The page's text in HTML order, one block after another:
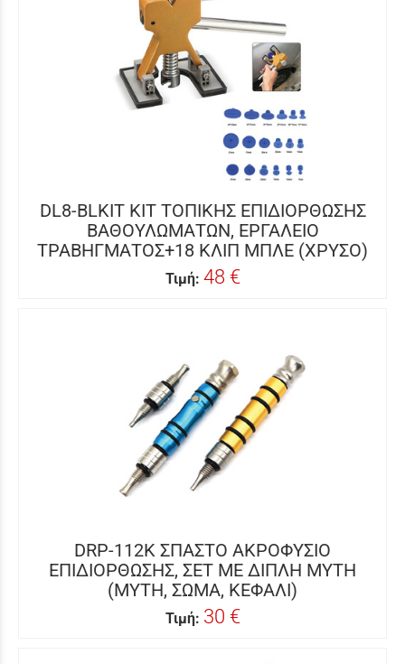
DL8-BLKIT ΚΙΤ ΤΟΠΙΚΗΣ ΕΠΙΔΙΟΡΘΩΣΗΣ
ΒΑΘΟΥΛΩΜΑΤΩΝ, ΕΡΓΑΛΕΙΟ
ΤΡΑΒΗΓΜΑΤΟΣ+18 ΚΛΙΠ ΜΠΛΕ (ΧΡΥΣΟ)
Τιμή: 48 €
DRP-112K ΣΠΑΣΤΟ ΑΚΡΟΦΥΣΙΟ
ΕΠΙΔΙΟΡΘΩΣΗΣ, ΣΕΤ ΜΕ ΔΙΠΛΗ ΜΥΤΗ
(ΜΥΤΗ, ΣΩΜΑ, ΚΕΦΑΛΙ)
Τιμή: 30 €